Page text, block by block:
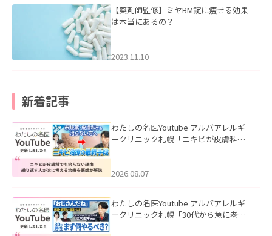
【薬剤師監修】ミヤBM錠に痩せる効果
は本当にあるの？
2023.11.10
新着記事
わたしの名医Youtube アルバアレルギ
ークリニック札幌「ニキビが皮膚科で
ました。
2026.08.07
わたしの名医Youtube アルバアレルギ
ークリニック札幌「30代から急に老け